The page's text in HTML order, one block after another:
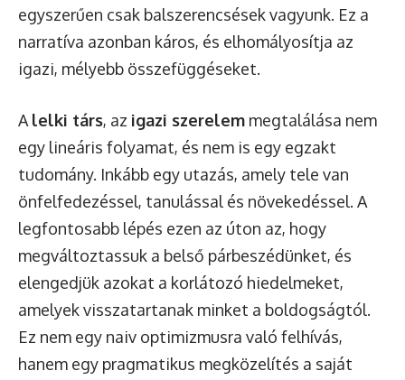
egyszerűen csak balszerencsések vagyunk. Ez a
narratíva azonban káros, és elhomályosítja az
igazi, mélyebb összefüggéseket.
A lelki társ, az igazi szerelem megtalálása nem
egy lineáris folyamat, és nem is egy egzakt
tudomány. Inkább egy utazás, amely tele van
önfelfedezéssel, tanulással és növekedéssel. A
legfontosabb lépés ezen az úton az, hogy
megváltoztassuk a belső párbeszédünket, és
elengedjük azokat a korlátozó hiedelmeket,
amelyek visszatartanak minket a boldogságtól.
Ez nem egy naiv optimizmusra való felhívás,
hanem egy pragmatikus megközelítés a saját